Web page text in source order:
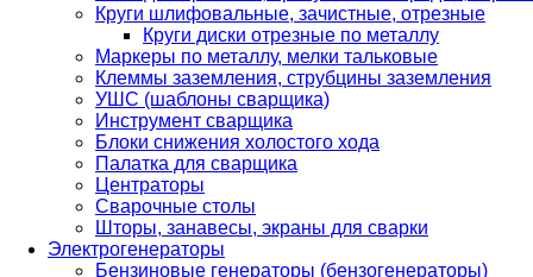
Круги шлифовальные, зачистные, отрезные
Круги диски отрезные по металлу
Маркеры по металлу, мелки тальковые
Клеммы заземления, струбцины заземления
УШС (шаблоны сварщика)
Инструмент сварщика
Блоки снижения холостого хода
Палатка для сварщика
Центраторы
Сварочные столы
Шторы, занавесы, экраны для сварки
Электрогенераторы
Бензиновые генераторы (бензогенераторы)